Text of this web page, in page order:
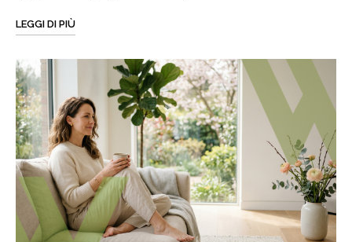
LEGGI DI PIÙ